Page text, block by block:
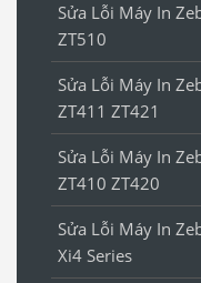
Sửa Lỗi Máy In
ZT510
Sửa Lỗi Máy In
ZT411 ZT421
Sửa Lỗi Máy In
ZT410 ZT420
Sửa Lỗi Máy In
Xi4 Series